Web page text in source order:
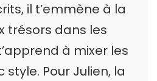
il t’emmène à la
trésors dans les
à mixer les
Pour Julien, la